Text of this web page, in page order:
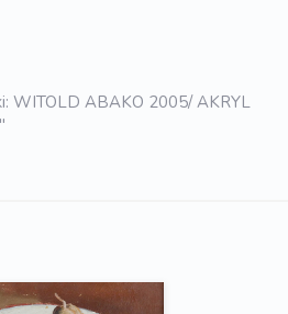
WITOLD ABAKO 2005/ AKRYL